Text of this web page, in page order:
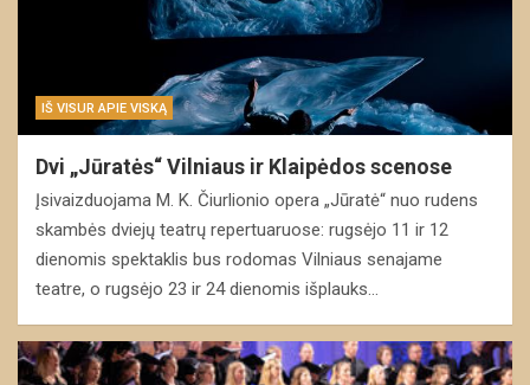
IŠ VISUR APIE VISKĄ
Dvi „Jūratės“ Vilniaus ir Klaipėdos scenose
Įsivaizduojama M. K. Čiurlionio opera „Jūratė“ nuo rudens
skambės dviejų teatrų repertuaruose: rugsėjo 11 ir 12
dienomis spektaklis bus rodomas Vilniaus senajame
teatre, o rugsėjo 23 ir 24 dienomis išplauks…